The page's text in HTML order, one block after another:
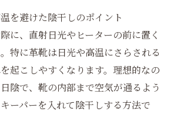
を避けた陰干しのポイント
に、直射日光やヒーターの前に置く
特に革靴は日光や高温にさらされる
起こしやすくなります。理想的なの
陰で、靴の内部まで空気が通るよう
ーパーを入れて陰干しする方法で